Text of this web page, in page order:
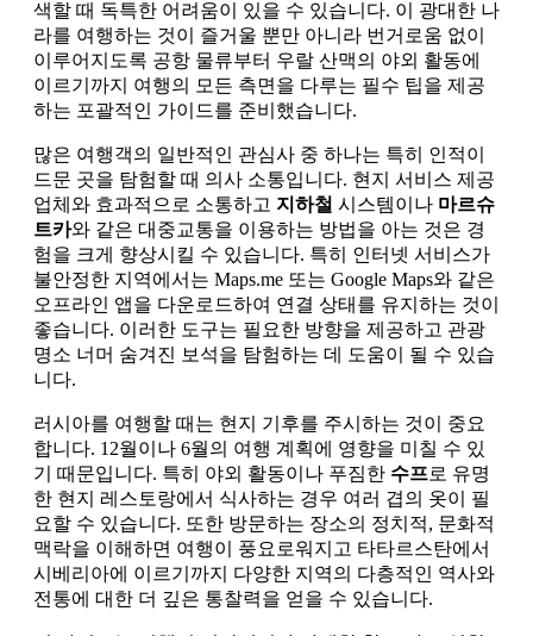
색할 때 독특한 어려움이 있을 수 있습니다. 이 광대한 나
라를 여행하는 것이 즐거울 뿐만 아니라 번거로움 없이
이루어지도록 공항 물류부터 우랄 산맥의 야외 활동에
이르기까지 여행의 모든 측면을 다루는 필수 팁을 제공
하는 포괄적인 가이드를 준비했습니다.
많은 여행객의 일반적인 관심사 중 하나는 특히 인적이
드문 곳을 탐험할 때 의사 소통입니다. 현지 서비스 제공
업체와 효과적으로 소통하고 지하철 시스템이나 마르슈
트카와 같은 대중교통을 이용하는 방법을 아는 것은 경
험을 크게 향상시킬 수 있습니다. 특히 인터넷 서비스가
불안정한 지역에서는 Maps.me 또는 Google Maps와 같은
오프라인 앱을 다운로드하여 연결 상태를 유지하는 것이
좋습니다. 이러한 도구는 필요한 방향을 제공하고 관광
명소 너머 숨겨진 보석을 탐험하는 데 도움이 될 수 있습
니다.
러시아를 여행할 때는 현지 기후를 주시하는 것이 중요
합니다. 12월이나 6월의 여행 계획에 영향을 미칠 수 있
기 때문입니다. 특히 야외 활동이나 푸짐한 수프로 유명
한 현지 레스토랑에서 식사하는 경우 여러 겹의 옷이 필
요할 수 있습니다. 또한 방문하는 장소의 정치적, 문화적
맥락을 이해하면 여행이 풍요로워지고 타타르스탄에서
시베리아에 이르기까지 다양한 지역의 다층적인 역사와
전통에 대한 더 깊은 통찰력을 얻을 수 있습니다.